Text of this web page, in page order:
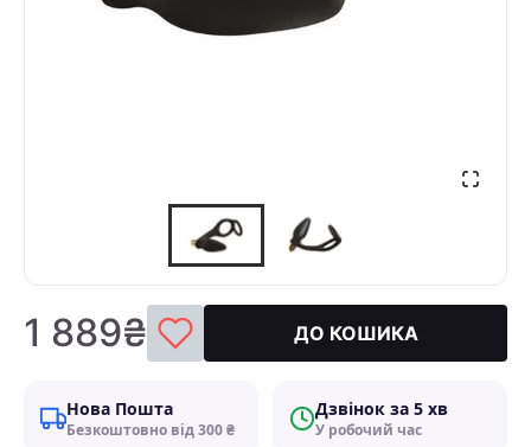
1 889₴ ДО КОШИКА
Нова Пошта
Безкоштовно від 300 ₴
Дзвінок за 5 хв
У робочий час